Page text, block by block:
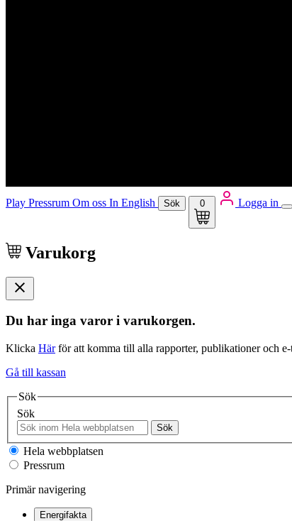
Play Pressrum Om oss In English Sök 0 Logga in
Varukorg
Du har inga varor i varukorgen.
Klicka Härför att komma till alla rapporter, publikationer och e-
Gå till kassan
Sök
Sök
Sök
Hela webbplatsen
Pressrum
Primär navigering
Energifakta